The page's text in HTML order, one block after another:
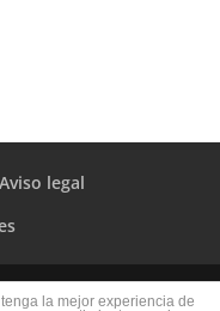
Aviso legal
| TODOS LOS
la mejor experiencia de